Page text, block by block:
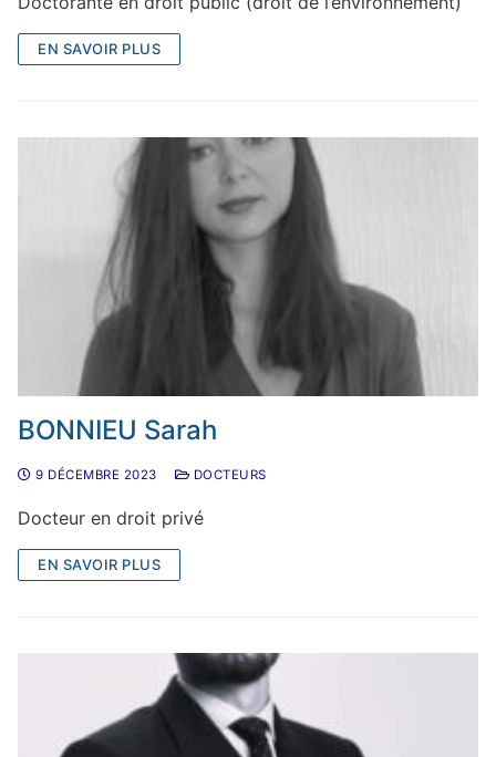
EN SAVOIR PLUS
BONNIEU Sarah
9 DÉCEMBRE 2023 DOCTEURS
Docteur en droit privé
EN SAVOIR PLUS